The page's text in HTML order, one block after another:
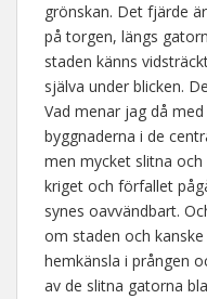
grönskan. Det fjärde
på torgen, längs
staden känns
själva under blicken.
Vad menar jag då med
byggnaderna i de
men mycket slitna
kriget och förfallet
synes oavvändbart.
om staden och
hemkänsla i prången
av de slitna gatorna